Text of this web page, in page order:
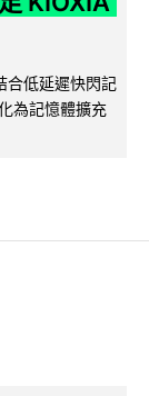
合低延遲快閃記
為記憶體擴充